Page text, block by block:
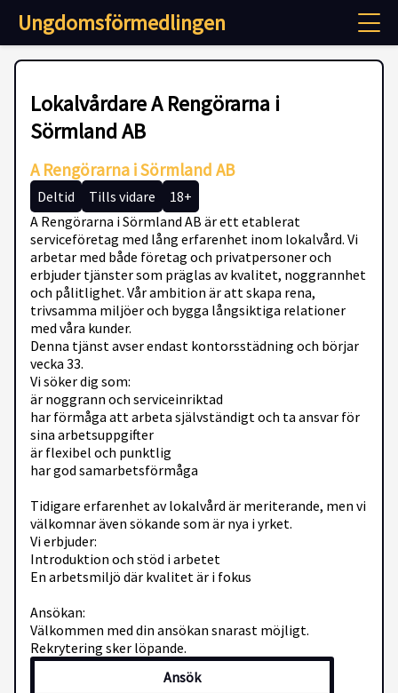
Ungdomsförmedlingen
Lokalvårdare A Rengörarna i
Sörmland AB
A Rengörarna i Sörmland AB
Deltid Tills vidare
18+
A Rengörarna i Sörmland AB är ett etablerat
serviceföretag med lång erfarenhet inom lokalvård. Vi
arbetar med både företag och privatpersoner och
erbjuder tjänster som präglas av kvalitet, noggrannhet
och pålitlighet. Vår ambition är att skapa rena,
trivsamma miljöer och bygga långsiktiga relationer
med våra kunder.
Denna tjänst avser endast kontorsstädning och börjar
vecka 33.
Vi söker dig som:
är noggrann och serviceinriktad
har förmåga att arbeta självständigt och ta ansvar för
sina arbetsuppgifter
är flexibel och punktlig
har god samarbetsförmåga
Tidigare erfarenhet av lokalvård är meriterande, men vi
välkomnar även sökande som är nya i yrket.
Vi erbjuder:
Introduktion och stöd i arbetet
En arbetsmiljö där kvalitet är i fokus
Ansökan:
Välkommen med din ansökan snarast möjligt.
Rekrytering sker löpande.
Ansök